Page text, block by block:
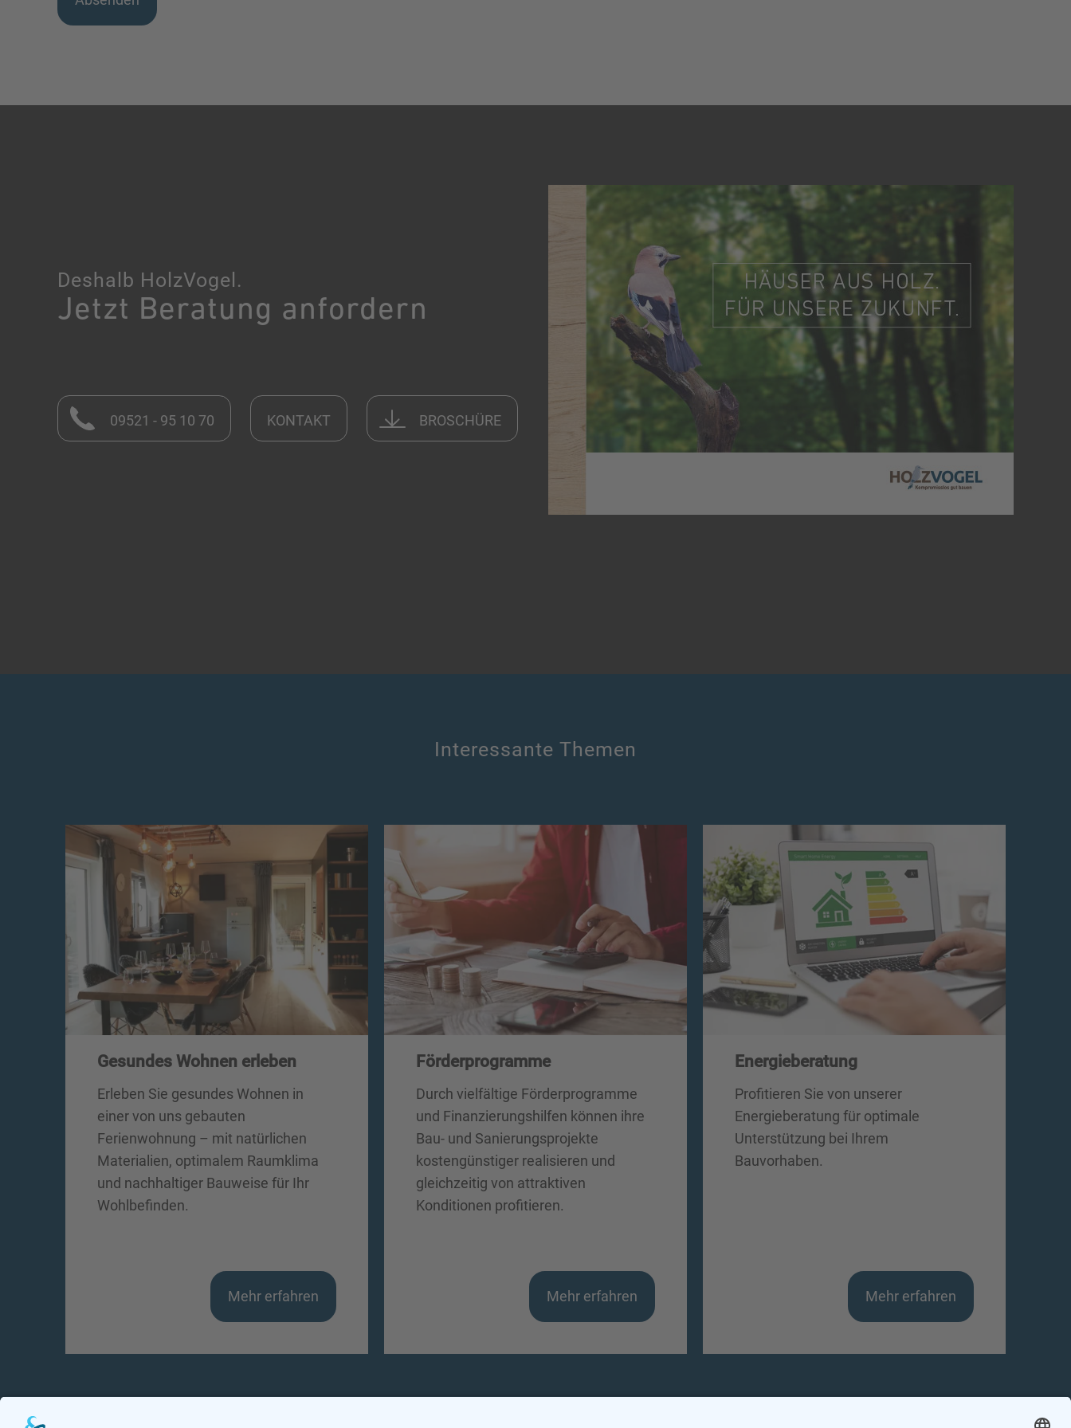
Deshalb HolzVogel.
Jetzt Beratung anfordern
09521 - 95 10 70 KONTAKT BROSCHÜRE
Interessante Themen
Gesundes Wohnen erleben
Erleben Sie gesundes Wohnen in
einer von uns gebauten
Ferienwohnung – mit natürlichen
Materialien, optimalem Raumklima
und nachhaltiger Bauweise für Ihr
Wohlbefinden.
Mehr erfahren
Förderprogramme
Durch vielfältige Förderprogramme
und Finanzierungshilfen können ihre
Bau- und Sanierungsprojekte
kostengünstiger realisieren und
gleichzeitig von attraktiven
Konditionen profitieren.
Mehr erfahren
Energieberatung
Profitieren Sie von unserer
Energieberatung für optimale
Unterstützung bei Ihrem
Bauvorhaben.
Mehr erfahren